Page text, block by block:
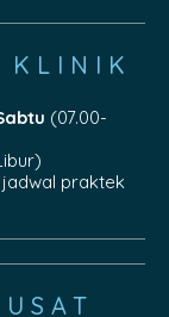
KLINIK
(07.00-
praktek